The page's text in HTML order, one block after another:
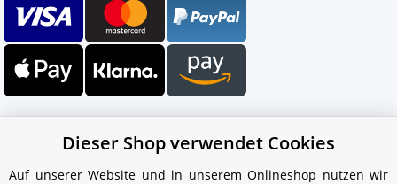
Dieser Shop verwendet Cookies
Auf unserer Website und in unserem Onlineshop nutzen wir